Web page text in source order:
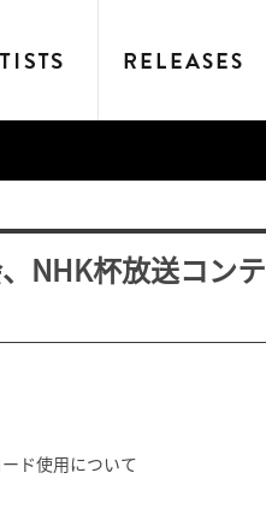
NHK杯放送コンテ
ド使用について